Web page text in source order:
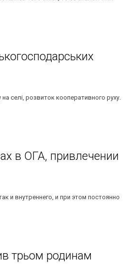
селі, розвиток кооперативного руху.
в ОГА, привлечении
и внутреннего, и при этом постоянно
трьом родинам